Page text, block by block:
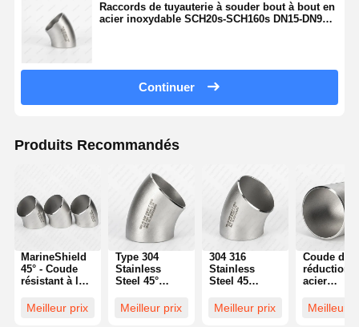
Raccords de tuyauterie à souder bout à bout en
acier inoxydable SCH20s-SCH160s DN15-DN900
Continuer
Produits Recommandés
MarineShield
45° - Coude
résistant à la
pour les
applications
Meilleur prix
Type 304
Stainless
Steel 45°
Weld Fitting |
Specifications
Meilleur prix
304 316
Stainless
Steel 45
Butt Weld
Meilleur prix
Coude de
réduction
acier
45 degrés:
Meilleur